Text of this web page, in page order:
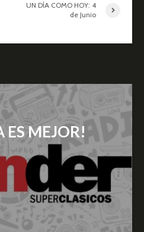
UN DÍA COMO HOY: 4
de Junio
ES MEJOR!